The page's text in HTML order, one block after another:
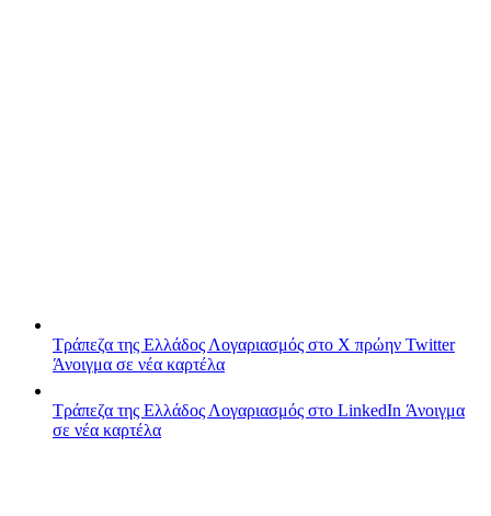
Τράπεζα της Ελλάδος Λογαριασμός στο X πρώην Twitter
Άνοιγμα σε νέα καρτέλα
Τράπεζα της Ελλάδος Λογαριασμός στο LinkedIn Άνοιγμα
σε νέα καρτέλα